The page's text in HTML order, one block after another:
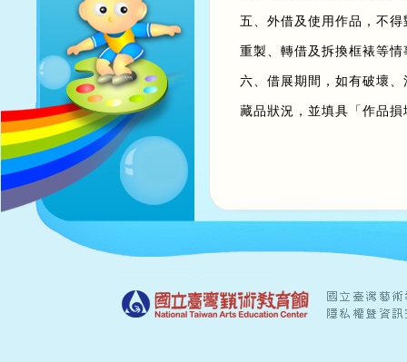
五、外借及使用作品，不
重製、轉借及拆換框裱等情
六、借展期間，如有破壞
藏品狀況，並填具「作品